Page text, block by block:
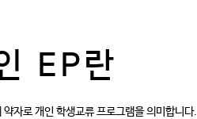
EP란
로 개인 학생교류 프로그램을 의미합니다.